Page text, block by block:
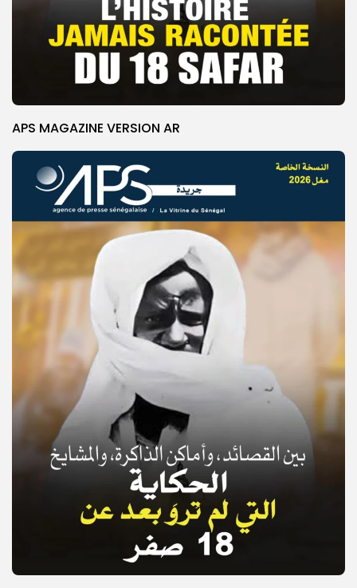
© Copyright 2025, APS
APS MAGAZINE VERSION AR